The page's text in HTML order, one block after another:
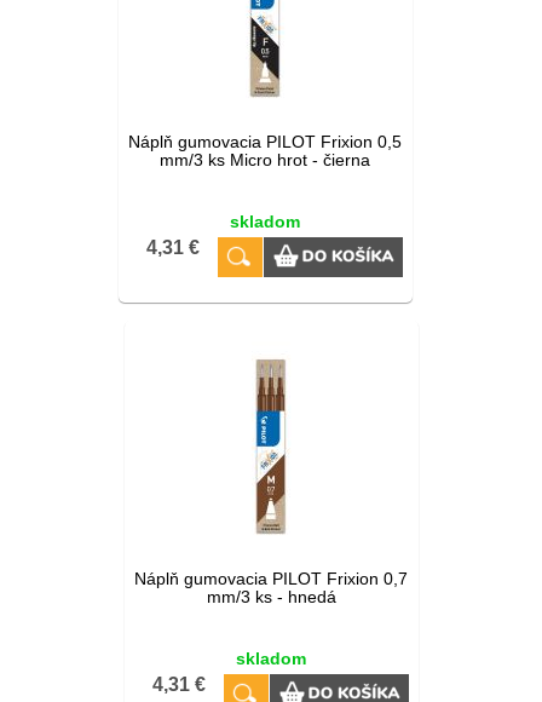
Náplň gumovacia PILOT Frixion 0,5
mm/3 ks Micro hrot - čierna
skladom
4,31 €
Náplň gumovacia PILOT Frixion 0,7
mm/3 ks - hnedá
skladom
4,31 €